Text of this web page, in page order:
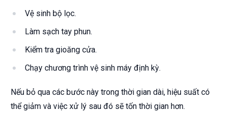
Vệ sinh bộ lọc.
Làm sạch tay phun.
Kiểm tra gioăng cửa.
Chạy chương trình vệ sinh máy định kỳ.
Nếu bỏ qua các bước này trong thời gian dài, hiệu suất có
thể giảm và việc xử lý sau đó sẽ tốn thời gian hơn.